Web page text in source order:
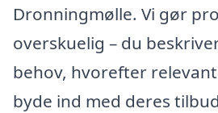
Dronningmølle. Vi gør
overskuelig – du
behov, hvorefter
byde ind med deres